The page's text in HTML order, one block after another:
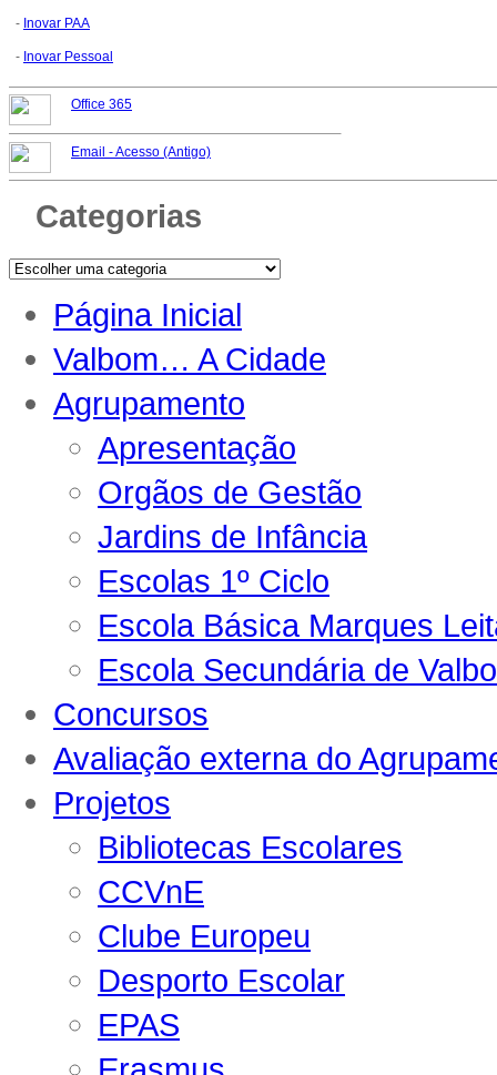
- Inovar PAA
- Inovar Pessoal
Office 365
Email -Acesso (Antigo)
Categorias
Página Inicial
Valbom… A Cidade
Agrupamento
Apresentação
Orgãos de Gestão
Jardins de Infância
Escolas 1º Ciclo
Escola Básica Marques
Escola Secundária de
Concursos
Avaliação externa do
Projetos
Bibliotecas Escolares
CCVnE
Clube Europeu
Desporto Escolar
EPAS